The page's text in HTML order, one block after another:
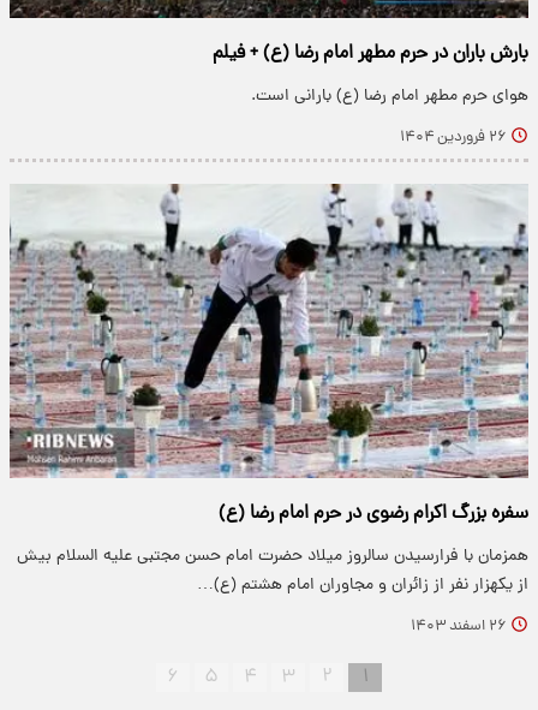
بارش باران در حرم مطهر امام رضا (ع) + فیلم
هوای حرم مطهر امام رضا (ع) بارانی است.
۲۶ فروردین ۱۴۰۴
سفره بزرگ اکرام رضوی در حرم امام رضا (ع)
همزمان با فرارسیدن سالروز میلاد حضرت امام حسن مجتبی علیه السلام بیش
از یکهزار نفر از زائران و مجاوران امام هشتم (ع)…
۲۶ اسفند ۱۴۰۳
۱ ۲ ۳ ۴ ۵ ۶